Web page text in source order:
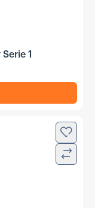
1
Traveler
Zur